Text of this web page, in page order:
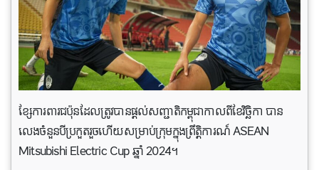
ខ្សែការពារជប៉ុនដែលត្រូវបានផ្តល់សញ្ជាតិកម្ពុជាកាលពីខែវិច្ឆិកា បាន
លេងចំនួនបីប្រកួតរួចហើយសម្រាប់ក្រុមក្នុងព្រឹត្តិការណ៍ ASEAN
Mitsubishi Electric Cup ឆ្នាំ 2024។